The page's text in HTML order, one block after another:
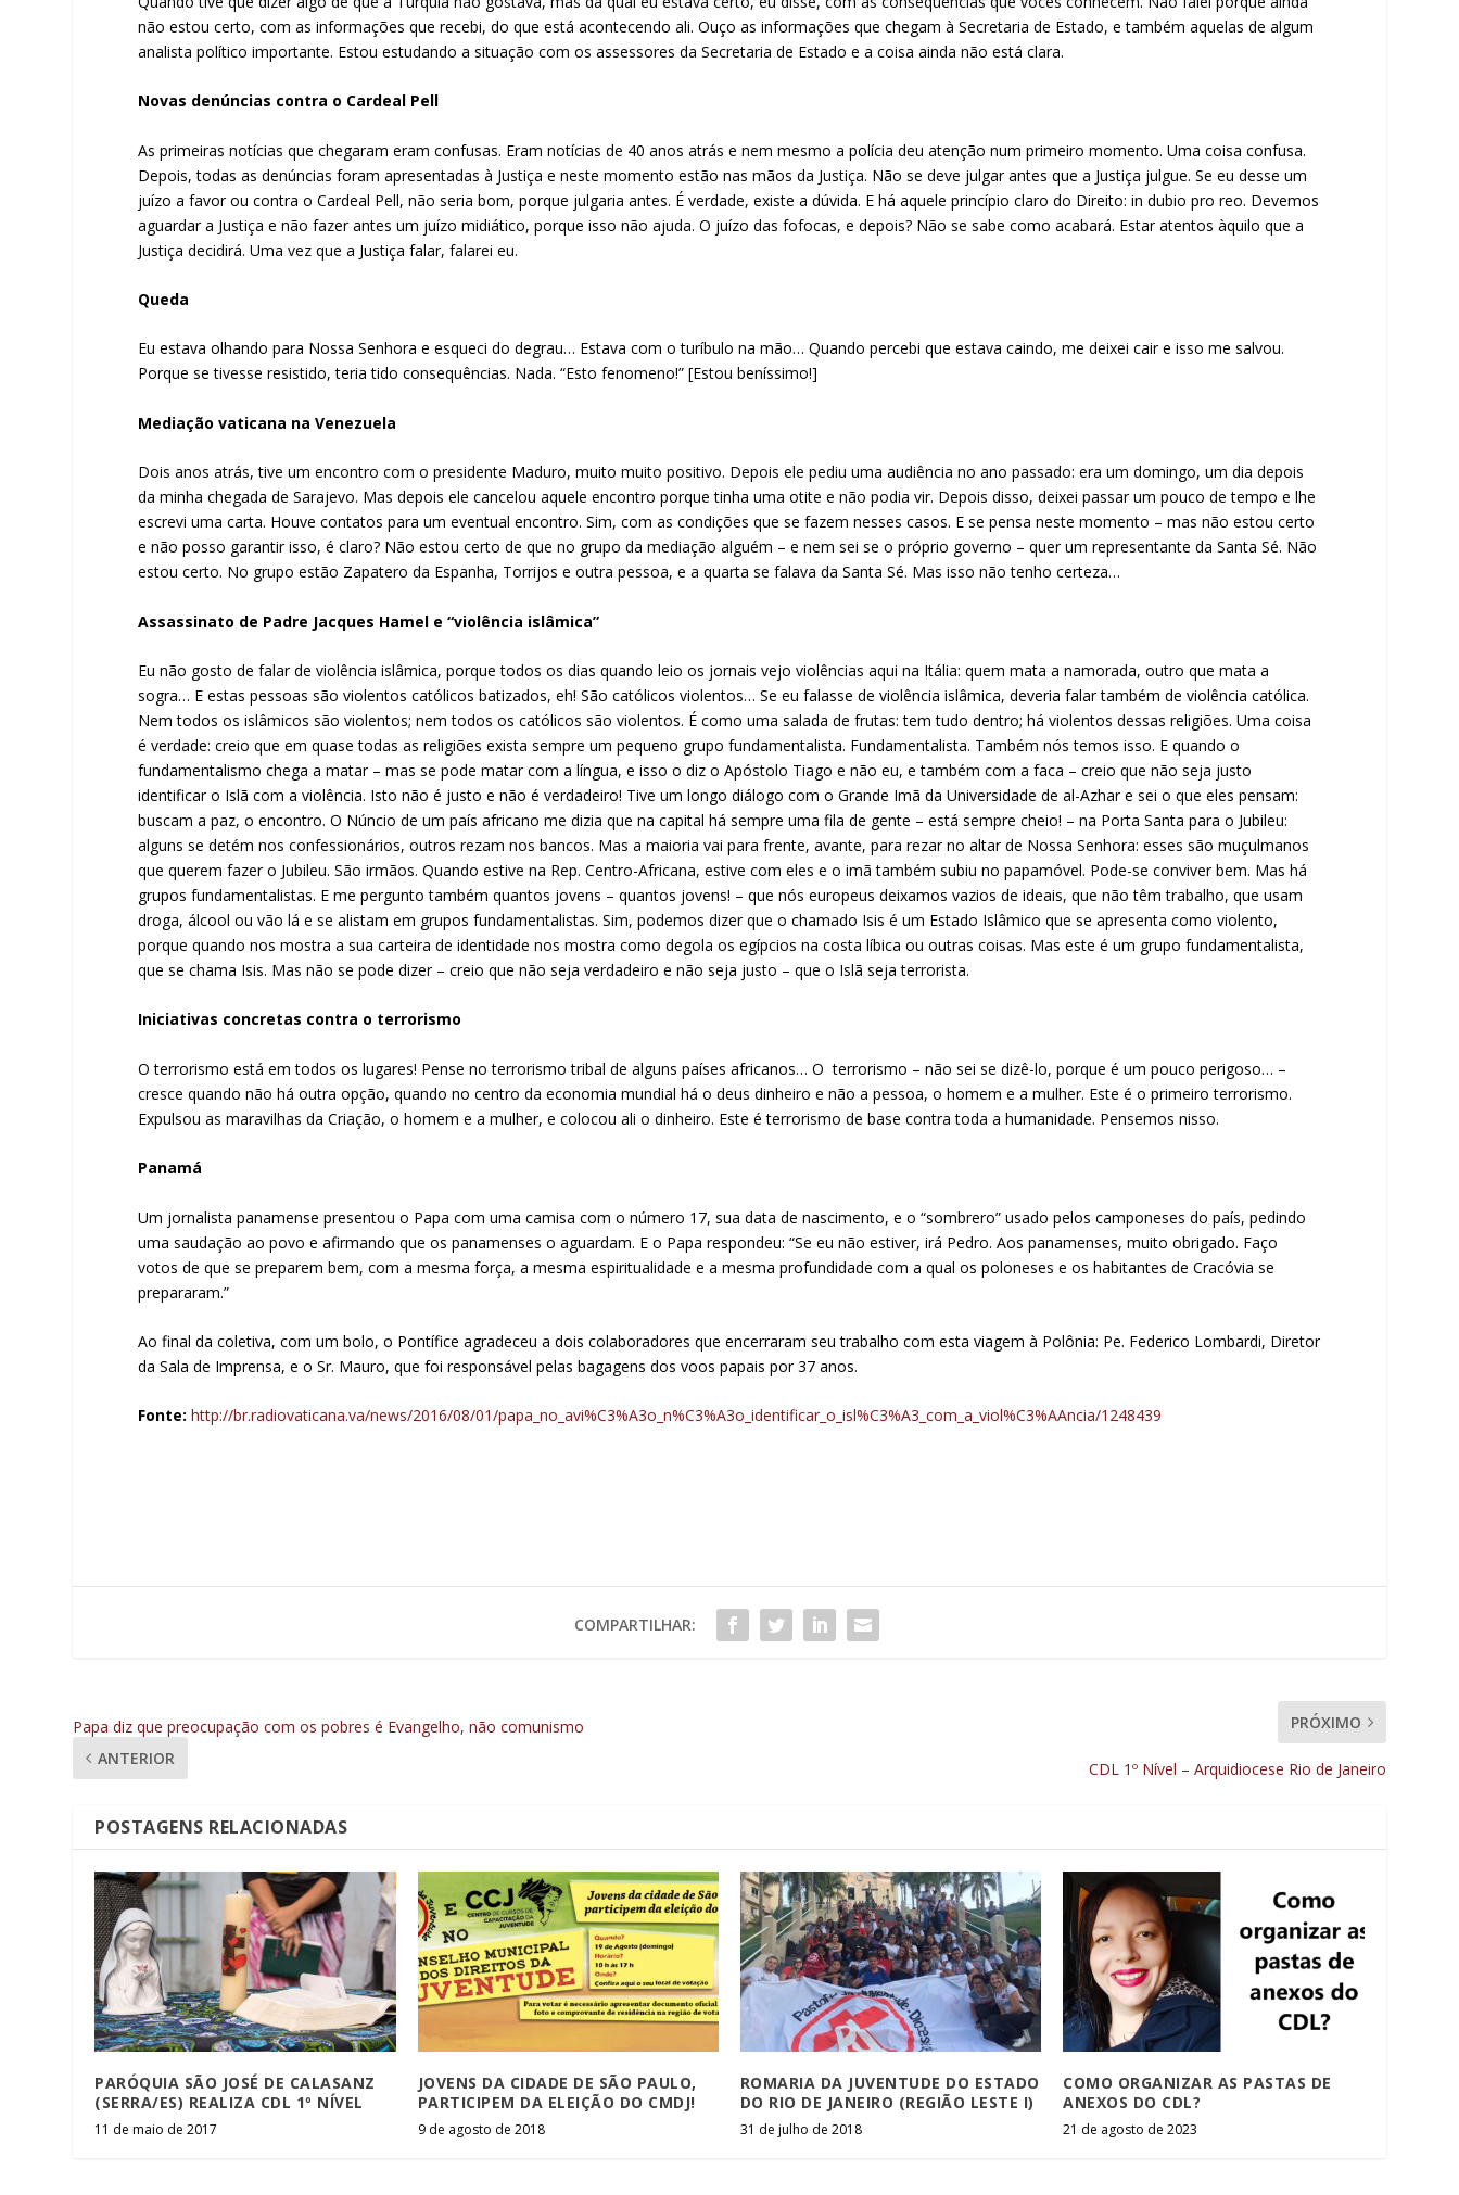
não estou certo, com as informações que recebi, do que está acontecendo ali. Ouço as informações que chegam à Secretaria de Estado, e também aquelas de algum
analista político importante. Estou estudando a situação com os assessores da Secretaria de Estado e a coisa ainda não está clara.
Novas denúncias contra o Cardeal Pell
As primeiras notícias que chegaram eram confusas. Eram notícias de 40 anos atrás e nem mesmo a polícia deu atenção num primeiro momento. Uma coisa confusa.
Depois, todas as denúncias foram apresentadas à Justiça e neste momento estão nas mãos da Justiça. Não se deve julgar antes que a Justiça julgue. Se eu desse um
juízo a favor ou contra o Cardeal Pell, não seria bom, porque julgaria antes. É verdade, existe a dúvida. E há aquele princípio claro do Direito: in dubio pro reo. Devemos
aguardar a Justiça e não fazer antes um juízo midiático, porque isso não ajuda. O juízo das fofocas, e depois? Não se sabe como acabará. Estar atentos àquilo que a
Justiça decidirá. Uma vez que a Justiça falar, falarei eu.
Queda
Eu estava olhando para Nossa Senhora e esqueci do degrau… Estava com o turíbulo na mão… Quando percebi que estava caindo, me deixei cair e isso me salvou.
Porque se tivesse resistido, teria tido consequências. Nada. “Esto fenomeno!” [Estou beníssimo!]
Mediação vaticana na Venezuela
Dois anos atrás, tive um encontro com o presidente Maduro, muito muito positivo. Depois ele pediu uma audiência no ano passado: era um domingo, um dia depois
da minha chegada de Sarajevo. Mas depois ele cancelou aquele encontro porque tinha uma otite e não podia vir. Depois disso, deixei passar um pouco de tempo e lhe
escrevi uma carta. Houve contatos para um eventual encontro. Sim, com as condições que se fazem nesses casos. E se pensa neste momento – mas não estou certo
e não posso garantir isso, é claro? Não estou certo de que no grupo da mediação alguém – e nem sei se o próprio governo – quer um representante da Santa Sé. Não
estou certo. No grupo estão Zapatero da Espanha, Torrijos e outra pessoa, e a quarta se falava da Santa Sé. Mas isso não tenho certeza…
Assassinato de Padre Jacques Hamel e “violência islâmica”
Eu não gosto de falar de violência islâmica, porque todos os dias quando leio os jornais vejo violências aqui na Itália: quem mata a namorada, outro que mata a
sogra… E estas pessoas são violentos católicos batizados, eh! São católicos violentos… Se eu falasse de violência islâmica, deveria falar também de violência católica.
Nem todos os islâmicos são violentos; nem todos os católicos são violentos. É como uma salada de frutas: tem tudo dentro; há violentos dessas religiões. Uma coisa
é verdade: creio que em quase todas as religiões exista sempre um pequeno grupo fundamentalista. Fundamentalista. Também nós temos isso. E quando o
fundamentalismo chega a matar – mas se pode matar com a língua, e isso o diz o Apóstolo Tiago e não eu, e também com a faca – creio que não seja justo
identificar o Islã com a violência. Isto não é justo e não é verdadeiro! Tive um longo diálogo com o Grande Imã da Universidade de al-Azhar e sei o que eles pensam:
buscam a paz, o encontro. O Núncio de um país africano me dizia que na capital há sempre uma fila de gente – está sempre cheio! – na Porta Santa para o Jubileu:
alguns se detém nos confessionários, outros rezam nos bancos. Mas a maioria vai para frente, avante, para rezar no altar de Nossa Senhora: esses são muçulmanos
que querem fazer o Jubileu. São irmãos. Quando estive na Rep. Centro-Africana, estive com eles e o imã também subiu no papamóvel. Pode-se conviver bem. Mas há
grupos fundamentalistas. E me pergunto também quantos jovens – quantos jovens! – que nós europeus deixamos vazios de ideais, que não têm trabalho, que usam
droga, álcool ou vão lá e se alistam em grupos fundamentalistas. Sim, podemos dizer que o chamado Isis é um Estado Islâmico que se apresenta como violento,
porque quando nos mostra a sua carteira de identidade nos mostra como degola os egípcios na costa líbica ou outras coisas. Mas este é um grupo fundamentalista,
que se chama Isis. Mas não se pode dizer – creio que não seja verdadeiro e não seja justo – que o Islã seja terrorista.
Iniciativas concretas contra o terrorismo
O terrorismo está em todos os lugares! Pense no terrorismo tribal de alguns países africanos… O terrorismo – não sei se dizê-lo, porque é um pouco perigoso… –
cresce quando não há outra opção, quando no centro da economia mundial há o deus dinheiro e não a pessoa, o homem e a mulher. Este é o primeiro terrorismo.
Expulsou as maravilhas da Criação, o homem e a mulher, e colocou ali o dinheiro. Este é terrorismo de base contra toda a humanidade. Pensemos nisso.
Panamá
Um jornalista panamense presentou o Papa com uma camisa com o número 17, sua data de nascimento, e o “sombrero” usado pelos camponeses do país, pedindo
uma saudação ao povo e afirmando que os panamenses o aguardam. E o Papa respondeu: “Se eu não estiver, irá Pedro. Aos panamenses, muito obrigado. Faço
votos de que se preparem bem, com a mesma força, a mesma espiritualidade e a mesma profundidade com a qual os poloneses e os habitantes de Cracóvia se
prepararam.”
Ao final da coletiva, com um bolo, o Pontífice agradeceu a dois colaboradores que encerraram seu trabalho com esta viagem à Polônia: Pe. Federico Lombardi, Diretor
da Sala de Imprensa, e o Sr. Mauro, que foi responsável pelas bagagens dos voos papais por 37 anos.
Fonte:http://br.radiovaticana.va/news/2016/08/01/papa_no_avi%C3%A3o_n%C3%A3o_identificar_o_isl%C3%A3_com_a_viol%C3%AAncia/1248439
COMPARTILHAR:
Papa diz que preocupação com os pobres é Evangelho, não comunismo
ANTERIOR
PRÓXIMO
CDL 1º Nível – Arquidiocese Rio de Janeiro
POSTAGENS RELACIONADAS
PARÓQUIA SÃO JOSÉ DE CALASANZ
(SERRA/ES) REALIZA CDL 1º NÍVEL
11 de maio de 2017
JOVENS DA CIDADE DE SÃO PAULO,
PARTICIPEM DA ELEIÇÃO DO CMDJ!
9 de agosto de 2018
ROMARIA DA JUVENTUDE DO ESTADO
DO RIO DE JANEIRO (REGIÃO LESTE I)
31 de julho de 2018
COMO ORGANIZAR AS PASTAS DE
ANEXOS DO CDL?
21 de agosto de 2023